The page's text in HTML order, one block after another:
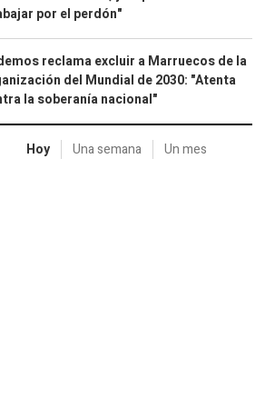
por el perdón"
reclama excluir a Marruecos de la
del Mundial de 2030: "Atenta
la soberanía nacional"
Hoy Una semana Un mes